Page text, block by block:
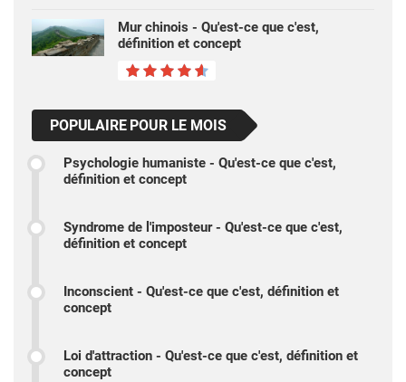
Mur chinois - Qu'est-ce que c'est,
définition et concept
POPULAIRE POUR LE MOIS
Psychologie humaniste - Qu'est-ce que c'est,
définition et concept
Syndrome de l'imposteur - Qu'est-ce que c'est,
définition et concept
Inconscient - Qu'est-ce que c'est, définition et
concept
Loi d'attraction - Qu'est-ce que c'est, définition et
concept